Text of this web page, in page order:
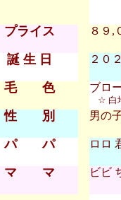
プライス ８９,
誕 生 日 ２０
毛 色 ブロ
☆ 白
性 別 男の
パ パ ロロ
マ マ ビビ